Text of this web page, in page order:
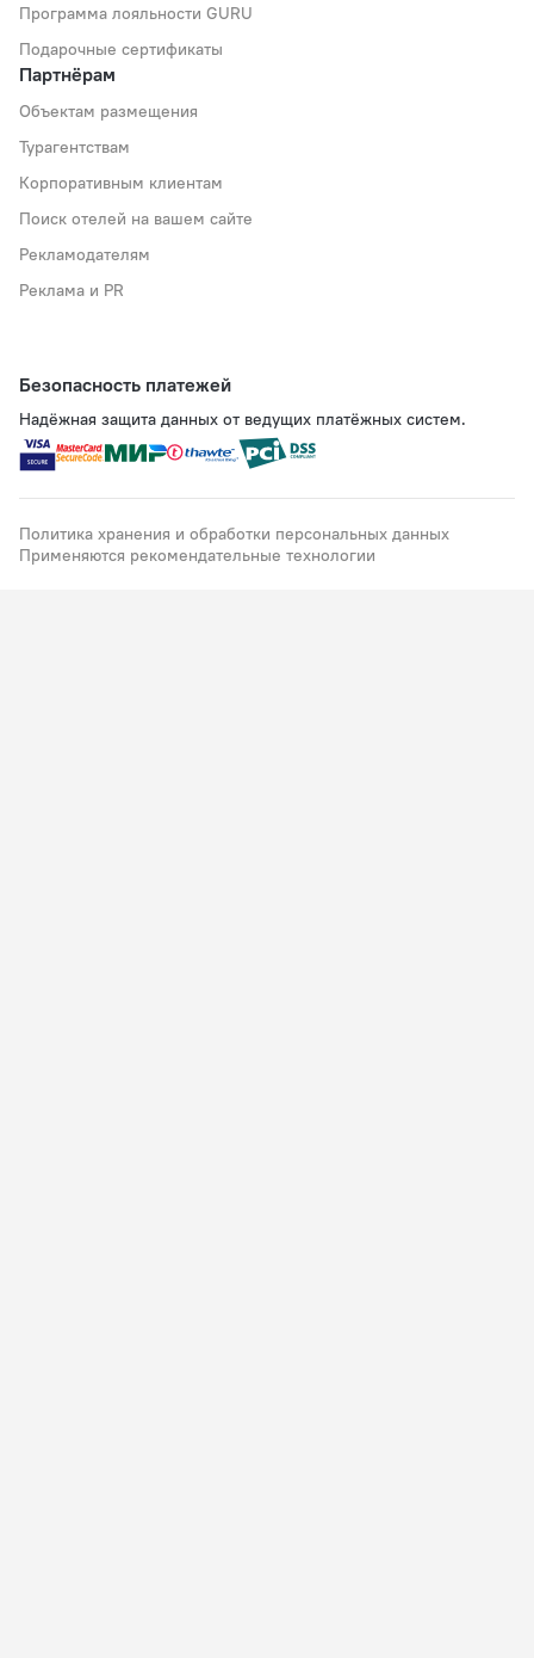
Программа лояльности GURU
Подарочные сертификаты
Партнёрам
Объектам размещения
Турагентствам
Корпоративным клиентам
Поиск отелей на вашем сайте
Рекламодателям
Реклама и PR
Безопасность платежей
Надёжная защита данных от ведущих платёжных систем.
Политика хранения и обработки персональных данных
Применяются рекомендательные технологии